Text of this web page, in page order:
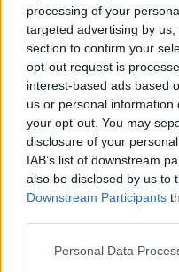
processing of your
targeted advertising by
section to confirm your
opt-out request is
interest-based ads based
us or personal
your opt-out. You may
disclosure of your
IAB’s list of downstream
also be disclosed by us to
Downstream Participants
Please note that this
Personal Data